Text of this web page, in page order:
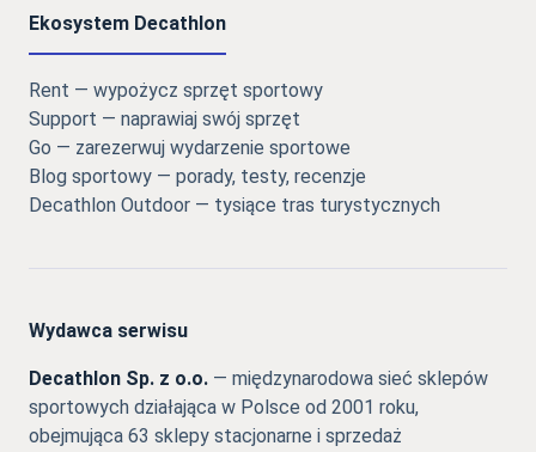
Ekosystem Decathlon
Rent — wypożycz sprzęt sportowy
Support — naprawiaj swój sprzęt
Go — zarezerwuj wydarzenie sportowe
Blog sportowy — porady, testy, recenzje
Decathlon Outdoor — tysiące tras turystycznych
Wydawca serwisu
Decathlon Sp. z o.o. — międzynarodowa sieć sklepów
sportowych działająca w Polsce od 2001 roku,
obejmująca 63 sklepy stacjonarne i sprzedaż